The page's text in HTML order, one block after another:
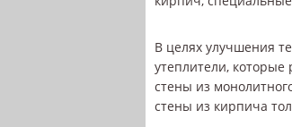
В целях улучшения
утеплители,
стены из
стены из кирпича